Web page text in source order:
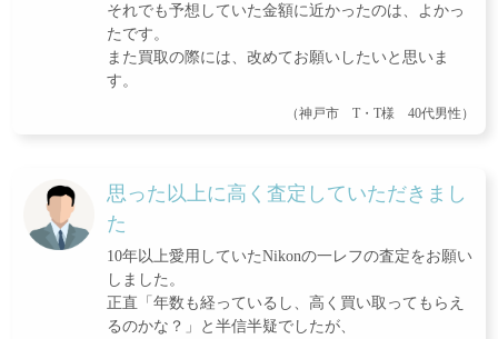
それでも予想していた金額に近かったのは、よかっ
たです。
また買取の際には、改めてお願いしたいと思いま
す。
（神戸市 T・T様 40代男性）
思った以上に高く査定していただきまし
た
10年以上愛用していたNikonの一レフの査定をお願い
しました。
正直「年数も経っているし、高く買い取ってもらえ
るのかな？」と半信半疑でしたが、